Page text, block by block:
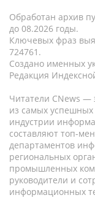
Обработан архив
до 08.2026 годы.
Ключевых фраз
724761.
Создано именных
Редакция
Читатели CNews —
из самых успешных
индустрии
составляют топ-
департаментов
региональных
промышленных
руководители и
информационных